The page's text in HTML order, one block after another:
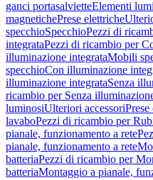
ganci portasalvietteElementi
magnetichePrese elettriche
specchioSpecchioPezzi di
integrataPezzi di ricambio per
illuminazione integrataMobili
specchioCon illuminazione
illuminazione integrataSenza
ricambio per Senza
luminosiUlteriori accessori
lavaboPezzi di ricambio per
pianale, funzionamento a rete
pianale, funzionamento a rete
batteriaPezzi di ricambio per
batteriaMontaggio a pianale,